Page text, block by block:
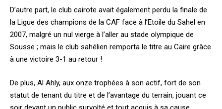
D’autre part, le club cairote avait également perdu la finale de
la Ligue des champions de la CAF face à l’Etoile du Sahel en
2007, malgré un nul vierge à l’aller au stade olympique de
Sousse ; mais le club sahélien remporta le titre au Caire grâce
à une victoire 3-1 au retour !
De plus, Al Ahly, aux onze trophées à son actif, fort de son
statut de tenant du titre et de l’avantage du terrain, jouant ce